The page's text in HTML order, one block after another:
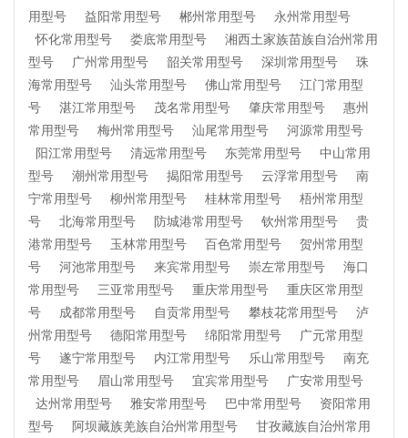
用型号
益阳常用型号 郴州常用型号
永州常用型号
怀化常用型号
娄底常用型号
湘西土家族苗族自治州常用
型号
广州常用型号 韶关常用型号 深圳常用型号
珠
海常用型号
汕头常用型号 佛山常用型号
江门常用型
号
湛江常用型号 茂名常用型号 肇庆常用型号
惠州
常用型号
梅州常用型号 汕尾常用型号
河源常用型号
阳江常用型号
清远常用型号 东莞常用型号
中山常用
型号
潮州常用型号 揭阳常用型号 云浮常用型号
南
宁常用型号
柳州常用型号 桂林常用型号
梧州常用型
号
北海常用型号 防城港常用型号 钦州常用型号
贵
港常用型号
玉林常用型号 百色常用型号
贺州常用型
号
河池常用型号 来宾常用型号 崇左常用型号
海口
常用型号
三亚常用型号 重庆常用型号
重庆区常用型
号
成都常用型号 自贡常用型号 攀枝花常用型号
泸
州常用型号
德阳常用型号 绵阳常用型号
广元常用型
号
遂宁常用型号 内江常用型号 乐山常用型号
南充
常用型号
眉山常用型号 宜宾常用型号
广安常用型号
达州常用型号
雅安常用型号 巴中常用型号
资阳常用
型号
阿坝藏族羌族自治州常用型号
甘孜藏族自治州常用